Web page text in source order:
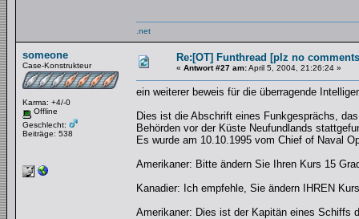
.net
someone
Case-Konstrukteur
Karma: +4/-0
Offline
Geschlecht:
Beiträge: 538
Re:[OT] Funthread [plz no
« Antwort #27 am:April 5, 2004, 21:26:24 »
ein weiterer beweis für die überragende
Dies ist die Abschrift eines Funkgesprächs,
Behörden vor der Küste Neufundlands
Es wurde am 10.10.1995 vom Chief of Naval
Amerikaner: Bitte ändern Sie Ihren Kurs 15
Kanadier: Ich empfehle, Sie ändern IHREN
Amerikaner: Dies ist der Kapitän eines Schiffs